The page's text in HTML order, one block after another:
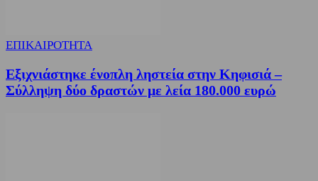
ΕΠΙΚΑΙΡΟΤΗΤΑ
Εξιχνιάστηκε ένοπλη ληστεία στην Κηφισιά –
Σύλληψη δύο δραστών με λεία 180.000 ευρώ